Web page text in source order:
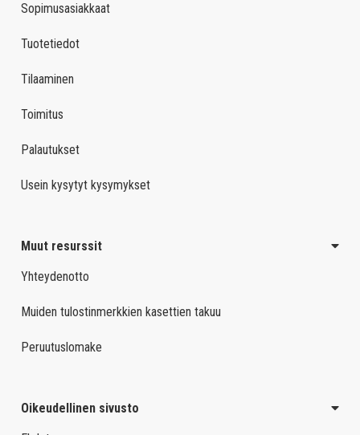
Sopimusasiakkaat
Tuotetiedot
Tilaaminen
Toimitus
Palautukset
Usein kysytyt kysymykset
Muut resurssit
Yhteydenotto
Muiden tulostinmerkkien kasettien takuu
Peruutuslomake
Oikeudellinen sivusto